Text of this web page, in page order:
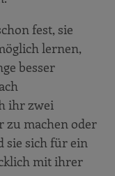
fest, sie
lernen,
besser
ihr zwei
zu machen oder
sie sich für ein
mit ihrer